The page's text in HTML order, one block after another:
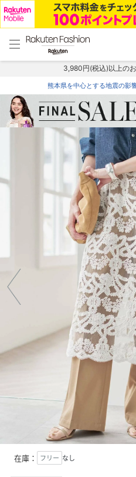
menu home
トップ
3,980円(税込)以上の
熊本県を中心とする地震の影
在庫： フリー なし